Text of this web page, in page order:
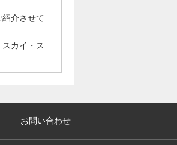
介させて
カイ・ス
お問い合わせ